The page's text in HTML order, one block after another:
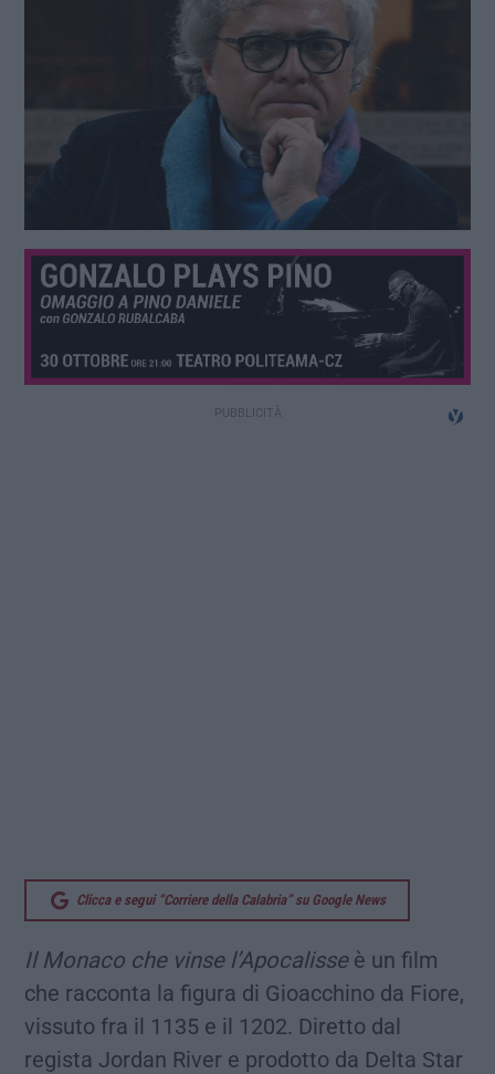
Clicca e segui “Corriere della Calabria” su Google News
Il Monaco che vinse l’Apocalisseè un film
che racconta la figura di Gioacchino da Fiore,
vissuto fra il 1135 e il 1202. Diretto dal
regista Jordan River e prodotto da Delta Star